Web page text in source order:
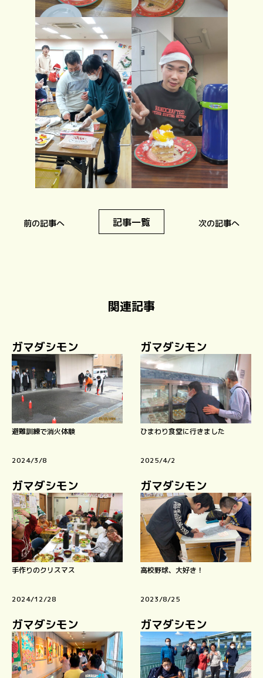
前の記事へ 記事一覧 次の記事へ
関連記事
ガマダシモン
避難訓練で消火体験
2024/3/8
ガマダシモン
ひまわり食堂に行きました
2025/4/2
ガマダシモン
手作りのクリスマス
2024/12/28
ガマダシモン
高校野球、大好き！
2023/8/25
ガマダシモン ガマダシモン